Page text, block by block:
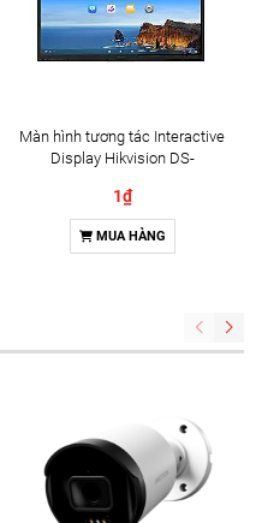
Màn hình tương tác Interactive
Display Hikvision DS-
cao cấp
1₫
MUA HÀNG